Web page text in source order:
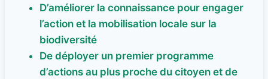
D’améliorer la connaissance pour engager
l’action et la mobilisation locale sur la
biodiversité
De déployer un premier programme
d’actions au plus proche du citoyen et de